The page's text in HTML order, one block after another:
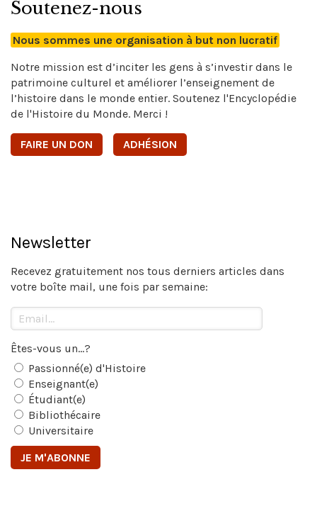
Soutenez-nous
Nous sommes une organisation à but non lucratif
Notre mission est d’inciter les gens à s’investir dans le
patrimoine culturel et améliorer l’enseignement de
l’histoire dans le monde entier. Soutenez l'Encyclopédie
de l'Histoire du Monde. Merci !
FAIRE UN DON ADHÉSION
Newsletter
Recevez gratuitement nos tous derniers articles dans
votre boîte mail, une fois par semaine:
Êtes-vous un...?
Passionné(e) d'Histoire
Enseignant(e)
Étudiant(e)
Bibliothécaire
Universitaire